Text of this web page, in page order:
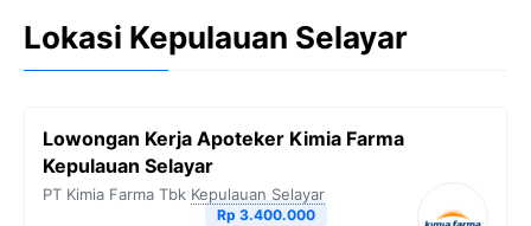
Lokasi Kepulauan Selayar
Lowongan Kerja Apoteker Kimia Farma
Kepulauan Selayar
PT Kimia Farma Tbk Kepulauan Selayar
Rp 3.400.000